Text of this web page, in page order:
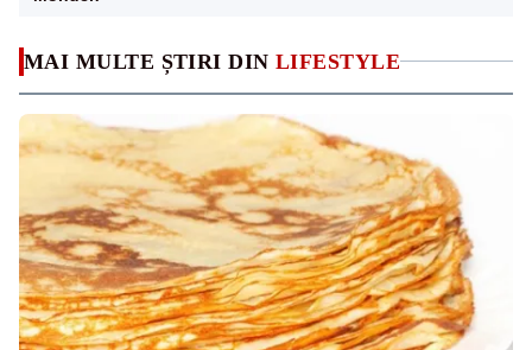
MAI MULTE ȘTIRI DIN LIFESTYLE